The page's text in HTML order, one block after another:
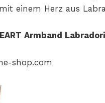
einem Herz aus
Armband
shop.com